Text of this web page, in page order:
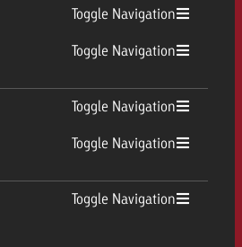
TV
Toggle Navigation
Toggle Navigation
Toggle Navigation
Toggle Navigation
Toggle Navigation